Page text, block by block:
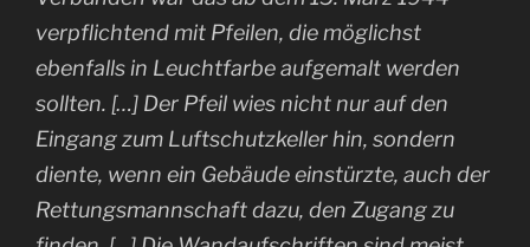
verpflichtend mit Pfeilen, die möglichst
ebenfalls in Leuchtfarbe aufgemalt werden
sollten. […] Der Pfeil wies nicht nur auf den
Eingang zum Luftschutzkeller hin, sondern
diente, wenn ein Gebäude einstürzte, auch der
Rettungsmannschaft dazu, den Zugang zu